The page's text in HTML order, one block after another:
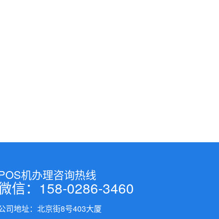
机办理咨询热线
信：158-0286-3460
司地址：北京街8号403大厦